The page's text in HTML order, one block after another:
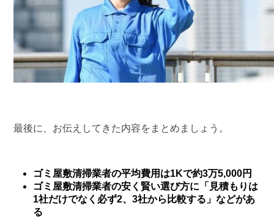
最後に、お伝えしてきた内容をまとめましょう。
ゴミ屋敷清掃業者の平均費用は1Kで約3万5,000円
ゴミ屋敷清掃業者の安く賢い選び方に「見積もりは
1社だけでなく必ず2、3社から比較する」などがあ
る